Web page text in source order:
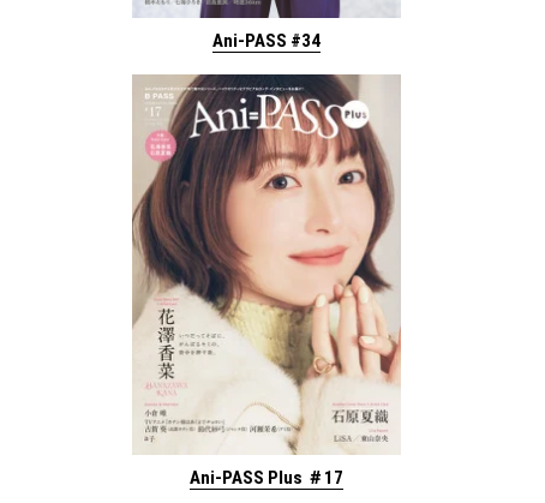
Ani-PASS #34
Ani-PASS Plus ＃17